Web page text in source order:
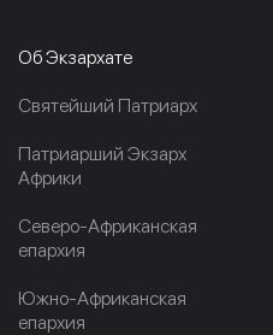
Об Экзархате
Cвятейший Патриарх
Патриарший Экзарх
Африки
Северо-Африканская
епархия
Южно-Африканская
епархия